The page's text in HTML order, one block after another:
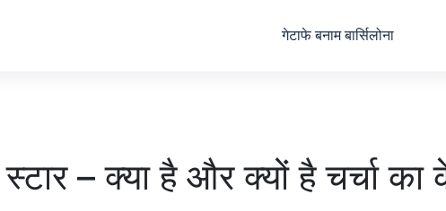
गेटाफे बनाम बार्सिलोना
– क्या है और क्यों है चर्चा का